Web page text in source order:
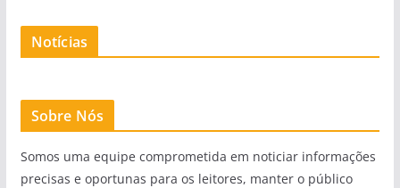
Notícias
Sobre Nós
Somos uma equipe comprometida em noticiar informações
precisas e oportunas para os leitores, manter o público